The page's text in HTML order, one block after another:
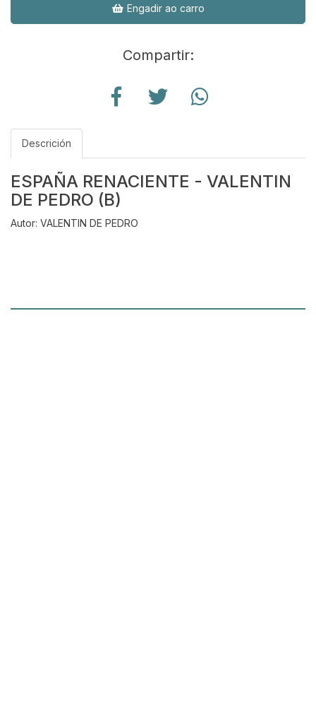
Engadir ao carro
Compartir:
Descrición
ESPAÑA RENACIENTE - VALENTIN
DE PEDRO (B)
Autor: VALENTIN DE PEDRO